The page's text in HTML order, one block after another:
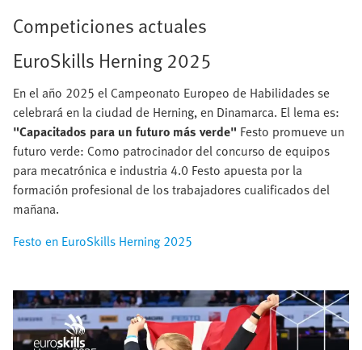
Competiciones actuales
EuroSkills Herning 2025
En el año 2025 el Campeonato Europeo de Habilidades se
celebrará en la ciudad de Herning, en Dinamarca. El lema es:
"Capacitados para un futuro más verde" Festo promueve un
futuro verde: Como patrocinador del concurso de equipos
para mecatrónica e industria 4.0 Festo apuesta por la
formación profesional de los trabajadores cualificados del
mañana.
Festo en EuroSkills Herning 2025